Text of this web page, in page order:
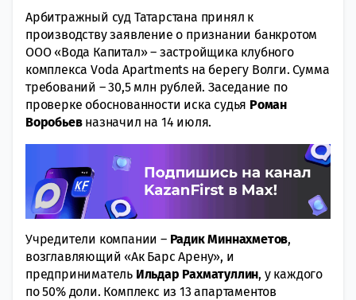
Арбитражный суд Татарстана принял к
производству заявление о признании банкротом
ООО «Вода Капитал» – застройщика клубного
комплекса Voda Apartments на берегу Волги. Сумма
требований – 30,5 млн рублей. Заседание по
проверке обоснованности иска судья Роман
Воробьевназначил на 14 июля.
Учредители компании – Радик Миннахметов,
возглавляющий «Ак Барс Арену», и
предприниматель Ильдар Рахматуллин, у каждого
по 50% доли. Комплекс из 13 апартаментов